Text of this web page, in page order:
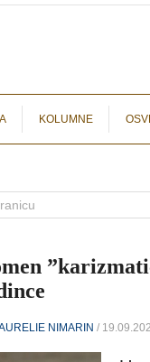
KOLUMNE
NIMARIN /